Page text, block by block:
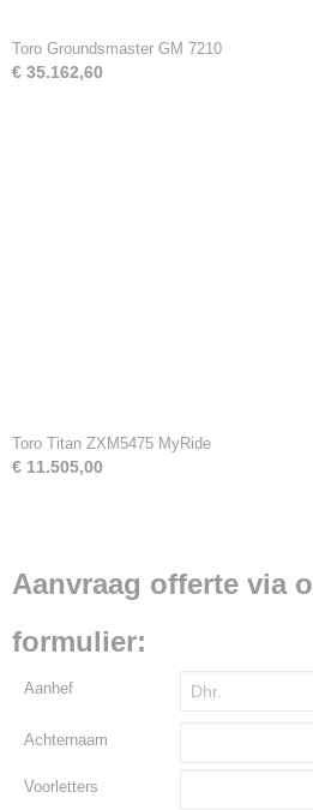
Toro Groundsmaster GM 7210
€ 35.162,60
Toro Titan ZXM5475 MyRide
€ 11.505,00
Aanvraag offerte via
formulier:
Aanhef
Achternaam
Voorletters